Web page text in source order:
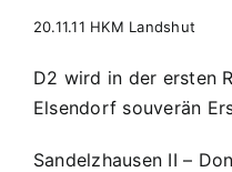
20.11.11 HKM Landshut
D2 wird in der ersten
Elsendorf souverän
Sandelzhausen II –